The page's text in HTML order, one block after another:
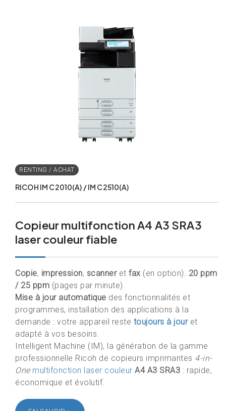
RICOH IM C2010(A) / IM C2510(A)
Copieur multifonction A4 A3 SRA3
laser couleur fiable
Copie, impression, scanneret fax (en option). 20 ppm
/ 25 ppm (pages par minute).
Mise à jour automatique des fonctionnalités et
programmes, installation des applications à la
demande : votre appareil reste toujours à jouret
adapté à vos besoins.
Intelligent Machine (IM), la génération de la gamme
professionnelle Ricoh de copieurs imprimantes 4-in-
One multifonction laser couleur A4 A3 SRA3 : rapide,
économique et évolutif.